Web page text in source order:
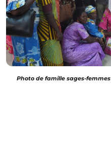
Photo de famille sages-femmes